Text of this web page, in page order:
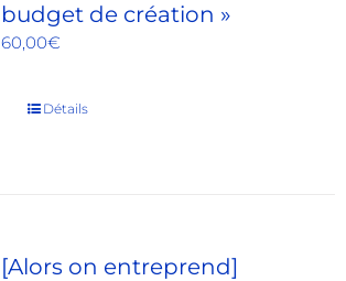
budget de création »
60,00€
Détails
[Alors on entreprend]